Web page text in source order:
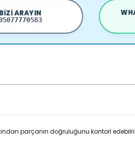
BIZI ARAYIN
parçanın doğruluğunu kontorl